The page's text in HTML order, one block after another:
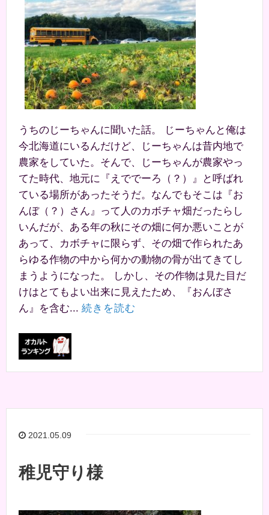
うちのじーちゃんに聞いた話。 じーちゃんと俺は
今北海道にいるんだけど、じーちゃんは昔内地で
農家をしていた。そんで、じーちゃんが農家やっ
てた時代、地元に『えででーろ（？）』と呼ばれ
ている場所があったそうだ。なんでもそこは『お
んぼ（？）さん』って人のカボチャ畑だったらし
いんだが、ある年の秋にその畑に何か悪いことが
あって、カボチャに限らず、その畑で作られたあ
らゆる作物の中から何かの動物の骨が出てきてし
まうようになった。 しかし、その作物は見た目だ
けはとてもよい出来に見えたため、『おんぼさ
ん』を含む... 続きを読む
2021.05.09
稚児守り様